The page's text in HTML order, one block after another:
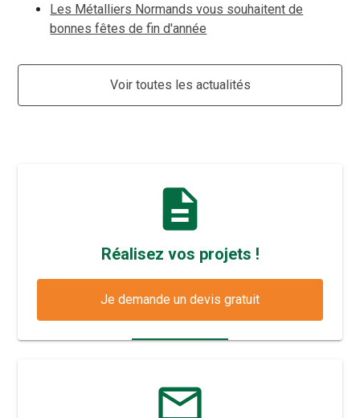
Les Métalliers Normands vous souhaitent de
bonnes fêtes de fin d'année
Voir toutes les actualités
description
Réalisez vos projets !
Je demande un devis gratuit
mail_outline